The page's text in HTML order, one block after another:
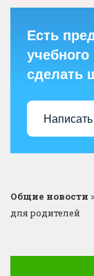
Есть
учебного
сделать
Общие новости
для родителей